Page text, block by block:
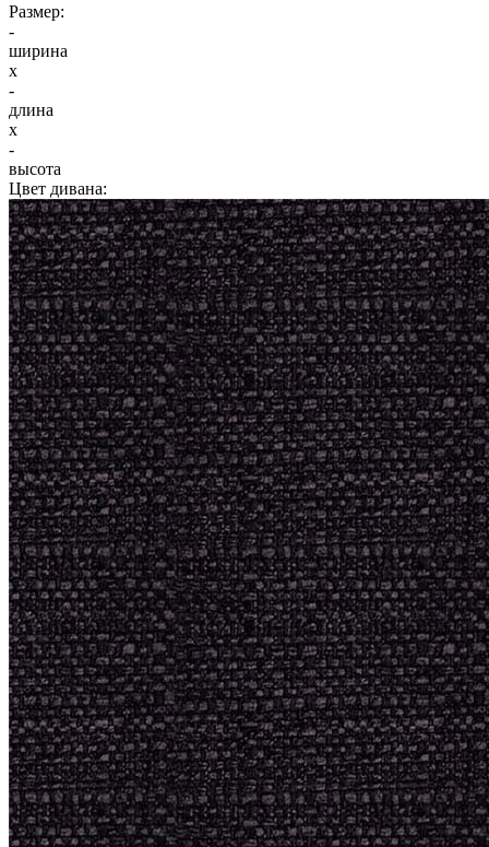
Размер:
-
ширина
x
-
длина
x
-
высота
Цвет дивана: